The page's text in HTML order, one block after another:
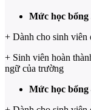
Mức học
+ Dành cho sinh
+ Sinh viên hoàn
ngữ của trường
Mức học